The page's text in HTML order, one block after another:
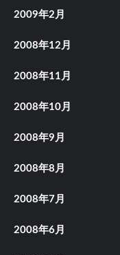
2009年2月
2008年12月
2008年11月
2008年10月
2008年9月
2008年8月
2008年7月
2008年6月